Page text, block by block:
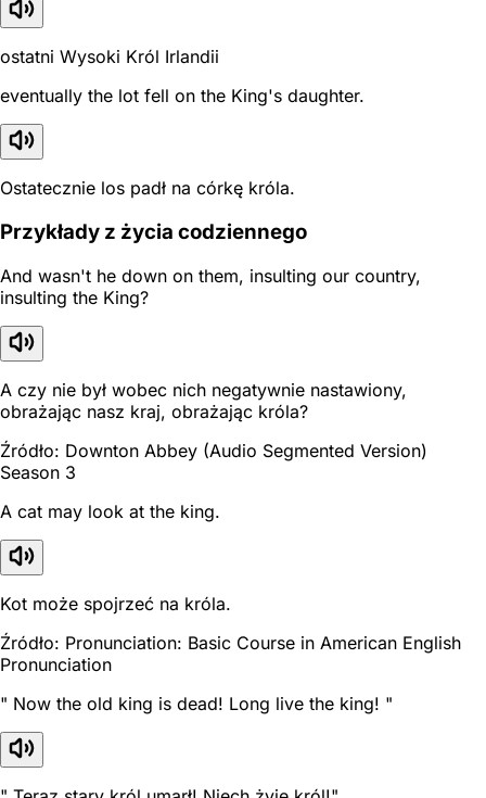
ostatni Wysoki Król Irlandii
eventually the lot fell on the King's daughter.
Ostatecznie los padł na córkę króla.
Przykłady z życia codziennego
And wasn't he down on them, insulting our country,
insulting the King?
A czy nie był wobec nich negatywnie nastawiony,
obrażając nasz kraj, obrażając króla?
Źródło: Downton Abbey (Audio Segmented Version)
Season 3
A cat may look at the king.
Kot może spojrzeć na króla.
Źródło: Pronunciation: Basic Course in American English
Pronunciation
" Now the old king is dead! Long live the king! "